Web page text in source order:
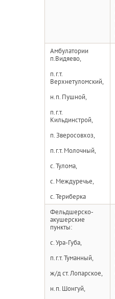
Амбулатории
п.Видяево,
п.г.т.
Верхнетуломский,
н.п. Пушной,
п.г.т.
Кильдинстрой,
п. Зверосовхоз,
п.г.т. Молочный,
с. Тулома,
с. Междуречье,
с. Териберка
Фельдшерско-
акушерские
пункты:
с. Ура-Губа,
п.г.т. Туманный,
ж/д ст. Лопарское,
н.п. Шонгуй,